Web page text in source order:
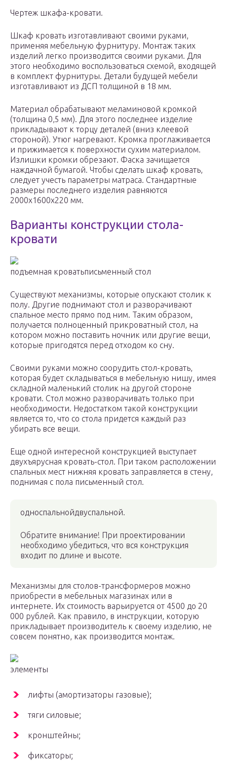
Чертеж шкафа-кровати.
Шкаф кровать изготавливают своими руками,
применяя мебельную фурнитуру. Монтаж таких
изделий легко производится своими руками. Для
этого необходимо воспользоваться схемой, входящей
в комплект фурнитуры. Детали будущей мебели
изготавливают из ДСП толщиной в 18 мм.
Материал обрабатывают меламиновой кромкой
(толщина 0,5 мм). Для этого последнее изделие
прикладывают к торцу деталей (вниз клеевой
стороной). Утюг нагревают. Кромка проглаживается
и прижимается к поверхности сухим материалом.
Излишки кромки обрезают. Фаска зачищается
наждачной бумагой. Чтобы сделать шкаф кровать,
следует учесть параметры матраса. Стандартные
размеры последнего изделия равняются
2000х1600х220 мм.
Варианты конструкции стола-
кровати
подъемная кроватьписьменный стол
Существуют механизмы, которые опускают столик к
полу. Другие поднимают стол и разворачивают
спальное место прямо под ним. Таким образом,
получается полноценный прикроватный стол, на
котором можно поставить ночник или другие вещи,
которые пригодятся перед отходом ко сну.
Своими руками можно соорудить стол-кровать,
которая будет складываться в мебельную нишу, имея
складной маленький столик на другой стороне
кровати. Стол можно разворачивать только при
необходимости. Недостатком такой конструкции
является то, что со стола придется каждый раз
убирать все вещи.
Еще одной интересной конструкцией выступает
двухъярусная кровать-стол. При таком расположении
спальных мест нижняя кровать заправляется в стену,
поднимая с пола письменный стол.
односпальнойдвуспальной.
Обратите внимание! При проектировании
необходимо убедиться, что вся конструкция
входит по длине и высоте.
Механизмы для столов-трансформеров можно
приобрести в мебельных магазинах или в
интернете. Их стоимость варьируется от 4500 до 20
000 рублей. Как правило, в инструкции, которую
прикладывает производитель к своему изделию, не
совсем понятно, как производится монтаж.
элементы
лифты (амортизаторы газовые);
тяги силовые;
кронштейны;
фиксаторы;